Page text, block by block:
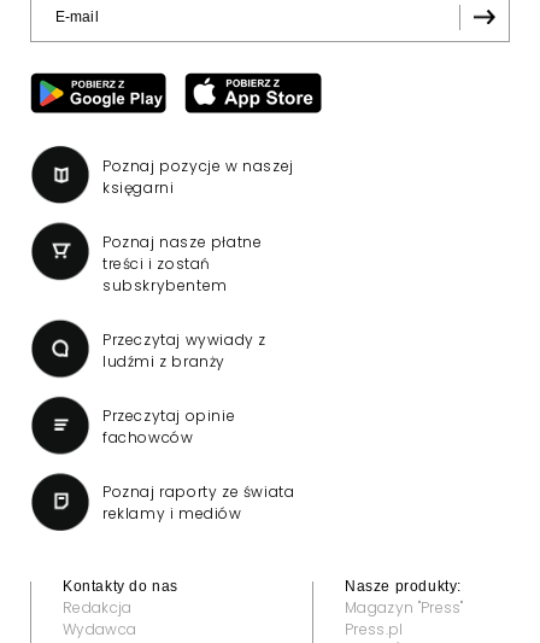
Poznaj pozycje w naszej
księgarni
Poznaj nasze płatne
treści i zostań
subskrybentem
Przeczytaj wywiady z
ludźmi z branży
Przeczytaj opinie
fachowców
Poznaj raporty ze świata
reklamy i mediów
Kontakty do nas
Redakcja
Wydawca
Nasze produkty:
Magazyn "Press"
Press.pl